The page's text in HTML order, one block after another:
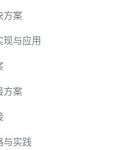
方案
现与应用
方案
与实践